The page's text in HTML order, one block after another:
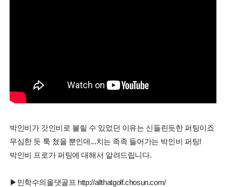
박인비가 갓인비로 불릴 수 있었던 이유는 신들린듯한 퍼팅이죠
무심한 듯 툭 쳤을 뿐인데...치는 족족 들어가는 박인비 퍼팅!
박인비 프로가 퍼팅에 대해서 알려드립니다.
▶민학수의올댓골프 http://allthatgolf.chosun.com/